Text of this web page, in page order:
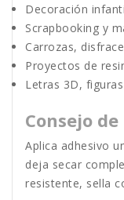
Decoración
Scrapbooking y
Carrozas,
Proyectos de
Letras 3D,
Consejo de
Aplica adhesivo
deja secar
resistente, sella